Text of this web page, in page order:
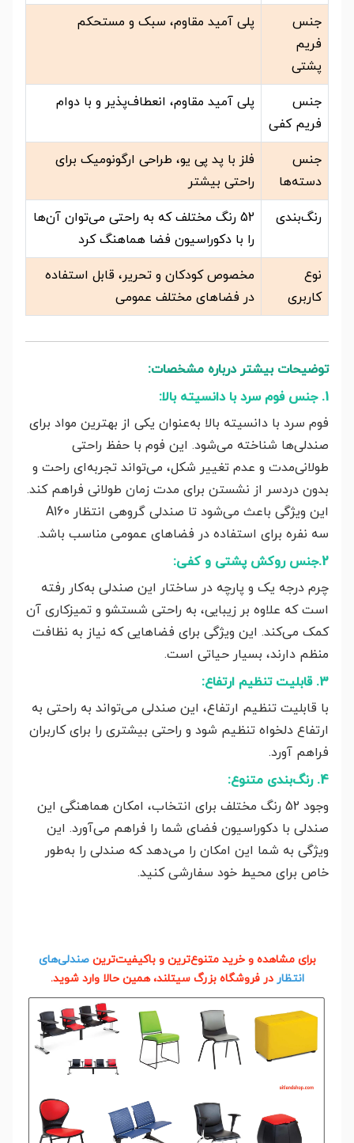
جنس
فریم
پشتی
پلی آمید مقاوم، سبک و مستحکم
جنس
فریم کفی
پلی آمید مقاوم، انعطاف‌پذیر و با دوام
جنس
دسته‌ها
فلز با پد پی یو، طراحی ارگونومیک برای
راحتی بیشتر
رنگ‌بندی
52 رنگ مختلف که به راحتی می‌توان آن‌ها
را با دکوراسیون فضا هماهنگ کرد
نوع
کاربری
مخصوص کودکان و تحریر، قابل استفاده
در فضاهای مختلف عمومی
توضیحات بیشتر درباره مشخصات:
1. جنس فوم سرد با دانسیته بالا:
فوم سرد با دانسیته بالا به‌عنوان یکی از بهترین مواد برای
صندلی‌ها شناخته می‌شود. این فوم با حفظ راحتی
طولانی‌مدت و عدم تغییر شکل، می‌تواند تجربه‌ای راحت و
بدون دردسر از نشستن برای مدت زمان طولانی فراهم کند.
این ویژگی باعث می‌شود تا صندلی گروهی انتظار A160
سه نفره برای استفاده در فضاهای عمومی مناسب باشد.
2.جنس روکش پشتی و کفی:
چرم درجه یک و پارچه در ساختار این صندلی به‌کار رفته
است که علاوه بر زیبایی، به راحتی شستشو و تمیزکاری آن
کمک می‌کند. این ویژگی برای فضاهایی که نیاز به نظافت
منظم دارند، بسیار حیاتی است.
3. قابلیت تنظیم ارتفاع:
با قابلیت تنظیم ارتفاع، این صندلی می‌تواند به راحتی به
ارتفاع دلخواه تنظیم شود و راحتی بیشتری را برای کاربران
فراهم آورد.
4. رنگ‌بندی متنوع:
وجود 52 رنگ مختلف برای انتخاب، امکان هماهنگی این
صندلی با دکوراسیون فضای شما را فراهم می‌آورد. این
ویژگی به شما این امکان را می‌دهد که صندلی را به‌طور
خاص برای محیط خود سفارشی کنید.
برای مشاهده و خرید متنوع‌ترین و باکیفیت‌ترینصندلی‌های
انتظار در فروشگاه بزرگ سیتلند، همین حالا وارد شوید.